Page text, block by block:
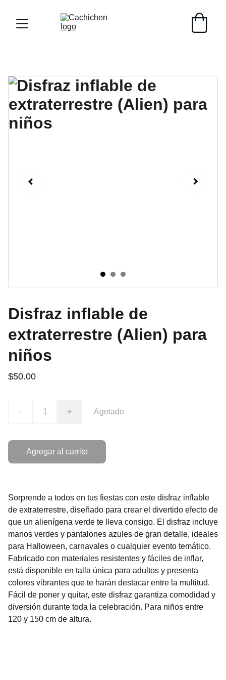
Disfraz inflable de
extraterrestre (Alien) para
niños
$50.00
- + Agotado
Agregar al carrito
Sorprende a todos en tus fiestas con este disfraz inflable
de extraterrestre, diseñado para crear el divertido efecto de
que un alienígena verde te lleva consigo. El disfraz incluye
manos verdes y pantalones azules de gran detalle, ideales
para Halloween, carnavales o cualquier evento temático.
Fabricado con materiales resistentes y fáciles de inflar,
está disponible en talla única para adultos y presenta
colores vibrantes que te harán destacar entre la multitud.
Fácil de poner y quitar, este disfraz garantiza comodidad y
diversión durante toda la celebración. Para niños entre
120 y 150 cm de altura.